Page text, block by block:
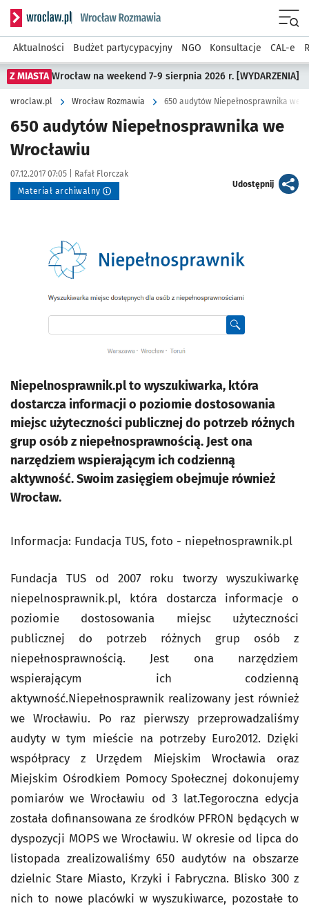
Serwis informacyjny wroclaw.pl podserwis: Rozmawia
Aktualności Budżet partycypacyjny NGO Konsultacje CAL-e
Z MIASTA Wrocław na weekend 7-9 sierpnia 2026 r. [WYDARZENIA]
wroclaw.pl Wrocław Rozmawia 650 audytów Niepełnosprawnika we
650 audytów Niepełnosprawnika we
Wrocławiu
Data publikacji:
07.12.2017 07:05 | Autor:
Rafał Florczak
Materiał archiwalny
Udostępnijartykuł
Niepelnosprawnik.pl to wyszukiwarka, która
dostarcza informacji o poziomie dostosowania
miejsc użyteczności publicznej do potrzeb różnych
grup osób z niepełnosprawnością. Jest ona
narzędziem wspierającym ich codzienną
aktywność. Swoim zasięgiem obejmuje również
Wrocław.
Informacja: Fundacja TUS, foto - niepełnosprawnik.pl
Fundacja TUS od 2007 roku tworzy wyszukiwarkę
niepelnosprawnik.pl, która dostarcza informacje o
poziomie dostosowania miejsc użyteczności
publicznej do potrzeb różnych grup osób z
niepełnosprawnością. Jest ona narzędziem
wspierającym ich codzienną
aktywność.Niepełnosprawnik realizowany jest również
we Wrocławiu. Po raz pierwszy przeprowadzaliśmy
audyty w tym mieście na potrzeby Euro2012. Dzięki
współpracy z Urzędem Miejskim Wrocławia oraz
Miejskim Ośrodkiem Pomocy Społecznej dokonujemy
pomiarów we Wrocławiu od 3 lat.Tegoroczna edycja
została dofinansowana ze środków PFRON będących w
dyspozycji MOPS we Wrocławiu. W okresie od lipca do
listopada zrealizowaliśmy 650 audytów na obszarze
dzielnic Stare Miasto, Krzyki i Fabryczna. Blisko 300 z
nich to nowe placówki w wyszukiwarce, pozostałe to